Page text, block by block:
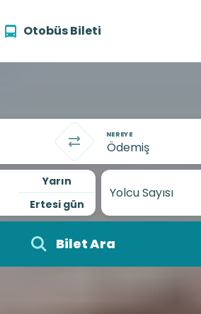
Otobüs Bileti
NEREYE
Yarın
Ertesi gün
Yolcu Sayısı
Bilet Ara